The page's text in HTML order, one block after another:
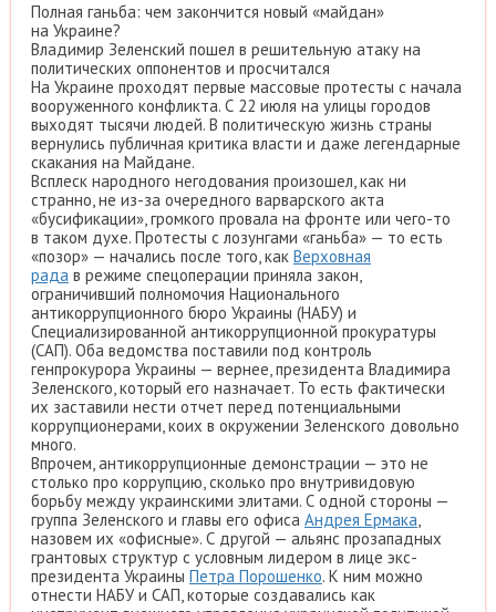
Полная ганьба: чем закончится новый «майдан»
на Украине?
Владимир Зеленский пошел в решительную атаку на
политических оппонентов и просчитался
На Украине проходят первые массовые протесты с начала
вооруженного конфликта. С 22 июля на улицы городов
выходят тысячи людей. В политическую жизнь страны
вернулись публичная критика власти и даже легендарные
скакания на Майдане.
Всплеск народного негодования произошел, как ни
странно, не из-за очередного варварского акта
«бусификации», громкого провала на фронте или чего-то
в таком духе. Протесты с лозунгами «ганьба» — то есть
«позор» — начались после того, как Верховная
рада в режиме спецоперации приняла закон,
ограничивший полномочия Национального
антикоррупционного бюро Украины (НАБУ) и
Специализированной антикоррупционной прокуратуры
(САП). Оба ведомства поставили под контроль
генпрокурора Украины — вернее, президента Владимира
Зеленского, который его назначает. То есть фактически
их заставили нести отчет перед потенциальными
коррупционерами, коих в окружении Зеленского довольно
много.
Впрочем, антикоррупционные демонстрации — это не
столько про коррупцию, сколько про внутривидовую
борьбу между украинскими элитами. С одной стороны —
группа Зеленского и главы его офиса Андрея Ермака,
назовем их «офисные». С другой — альянс прозападных
грантовых структур с условным лидером в лице экс-
президента Украины Петра Порошенко. К ним можно
отнести НАБУ и САП, которые создавались как